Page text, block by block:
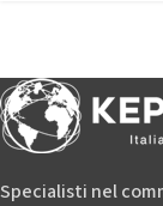
Specialisti nel